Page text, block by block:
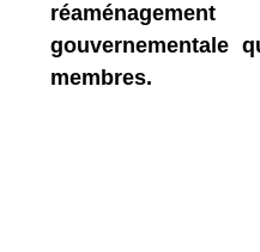
gouvernementale
membres.